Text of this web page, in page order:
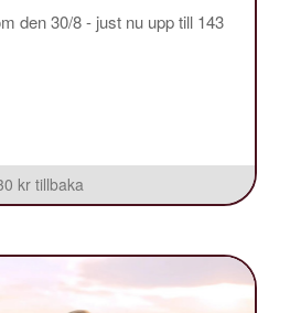
den 30/8 - just nu upp till 143
kr tillbaka